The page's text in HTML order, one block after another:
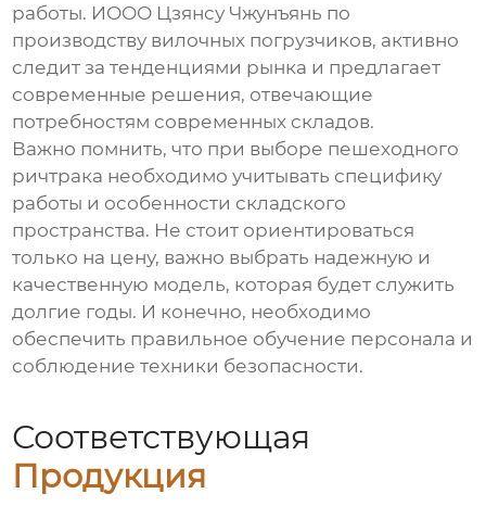
работы. ИООО Цзянсу Чжунъянь по
производству вилочных погрузчиков, активно
следит за тенденциями рынка и предлагает
современные решения, отвечающие
потребностям современных складов.
Важно помнить, что при выборе пешеходного
ричтрака необходимо учитывать специфику
работы и особенности складского
пространства. Не стоит ориентироваться
только на цену, важно выбрать надежную и
качественную модель, которая будет служить
долгие годы. И конечно, необходимо
обеспечить правильное обучение персонала и
соблюдение техники безопасности.
Соответствующая
Продукция